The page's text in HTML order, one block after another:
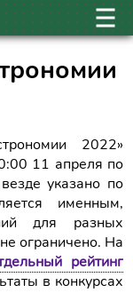
2022»
11 апреля по
указано по
именным,
для разных
ограничено. На
рейтинг
в конкурсах